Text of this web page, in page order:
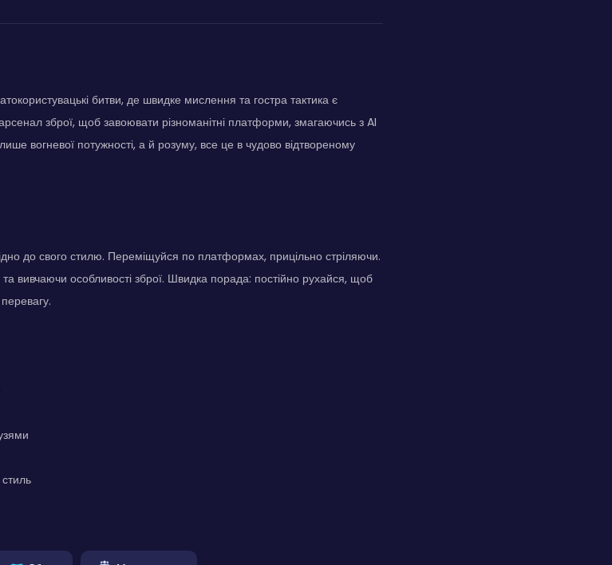
битви, де швидке мислення та гостра тактика є
зброї, щоб завоювати різноманітні платформи, змагаючись з AI
вогневої потужності, а й розуму, все це в чудово відтвореному
до свого стилю. Переміщуйся по платформах, прицільно стріляючи.
вивчаючи особливості зброї. Швидка порада: постійно рухайся, щоб